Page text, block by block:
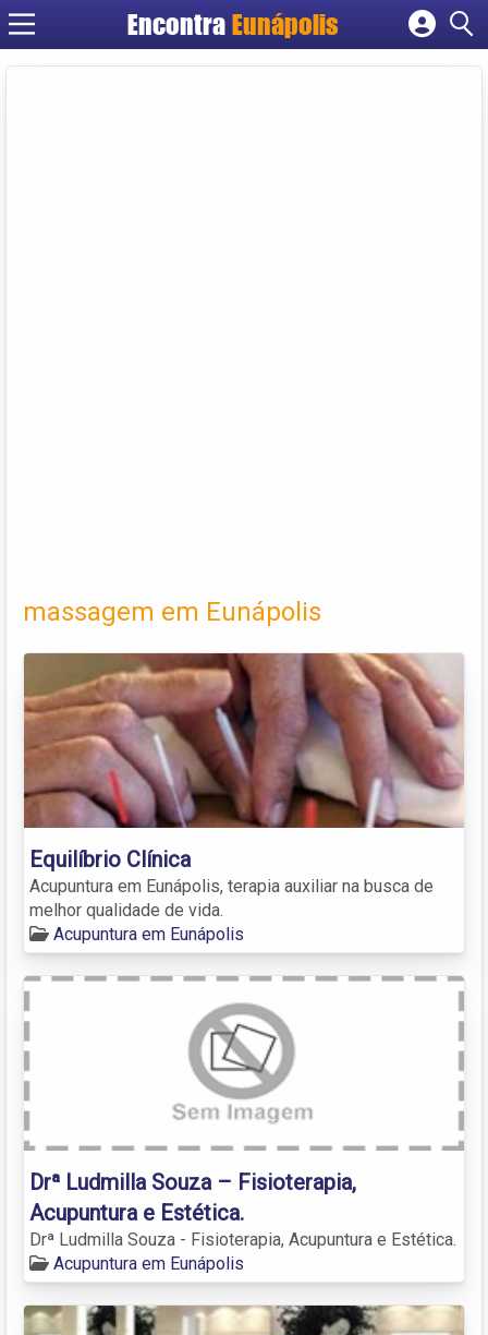
EncontraEunápolis
Cadastrar empresa
massagem em Eunápolis
Equilíbrio Clínica
Acupuntura em Eunápolis, terapia auxiliar na busca de
melhor qualidade de vida.
Acupuntura em Eunápolis
Drª Ludmilla Souza – Fisioterapia,
Acupuntura e Estética.
Drª Ludmilla Souza - Fisioterapia, Acupuntura e Estética.
Acupuntura em Eunápolis